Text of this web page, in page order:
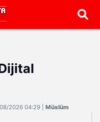
2026 04:29 | Müslüm